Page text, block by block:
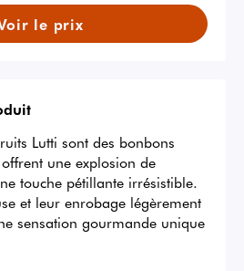
le prix
Lutti sont des bonbons
une explosion de
touche pétillante irrésistible.
et leur enrobage légèrement
sensation gourmande unique